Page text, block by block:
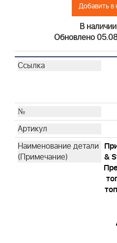
Добавить в
В
Обновлено
&